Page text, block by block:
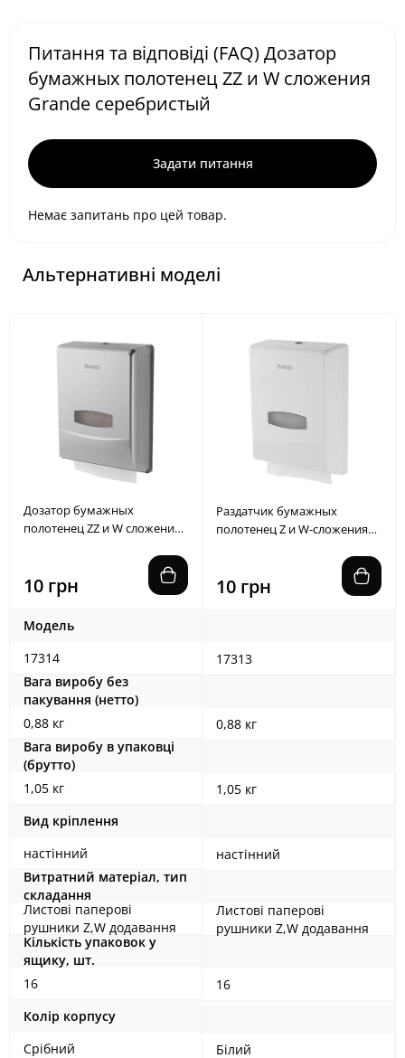
Питання та відповіді (FAQ) Дозатор
бумажных полотенец ZZ и W сложения
Grande серебристый
Задати питання
Немає запитань про цей товар.
Альтернативні моделі
Дозатор бумажных
полотенец ZZ и W сложения
10 грн
Модель
17314
Вага виробу без
пакування (нетто)
0,88 кг
Вага виробу в упаковці
(брутто)
1,05 кг
Вид кріплення
настінний
Витратний матеріал, тип
складання
Листові паперові
рушники Z,W додавання
Кількість упаковок у
ящику, шт.
16
Колір корпусу
Срібний
Раздатчик бумажных
полотенец Z и W-сложения
10 грн
17313
0,88 кг
1,05 кг
настінний
Листові паперові
рушники Z,W додавання
16
Білий